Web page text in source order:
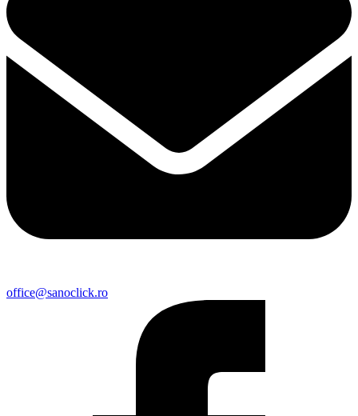
office@sanoclick.ro